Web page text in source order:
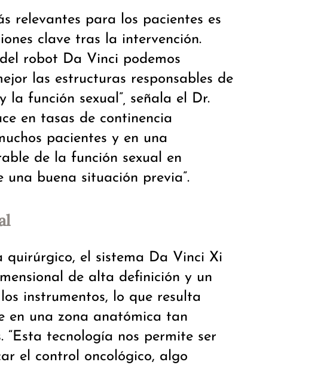
relevantes para los pacientes es
clave tras la intervención.
robot Da Vinci podemos
las estructuras responsables de
la función sexual”, señala el Dr.
en tasas de continencia
pacientes y en una
de la función sexual en
buena situación previa”.
quirúrgico, el sistema Da Vinci Xi
de alta definición y un
instrumentos, lo que resulta
en una zona anatómica tan
“Esta tecnología nos permite ser
el control oncológico, algo